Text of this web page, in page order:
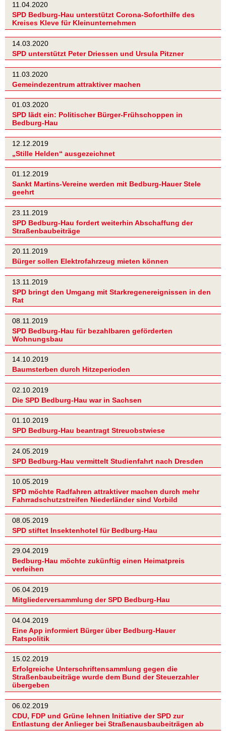
11.04.2020
SPD Bedburg-Hau unterstützt Corona-Soforthilfe des
Kreises Kleve für Kleinunternehmen
14.03.2020
SPD unterstützt Peter Driessen und Ursula Pitzner
11.03.2020
Gemeindezentrum attraktiver machen
01.03.2020
SPD lädt ein: Politischer Bürger-Frühschoppen in
Bedburg-Hau
12.12.2019
„Stille Helden“ ausgezeichnet
01.12.2019
Sankt Martins-Vereine werden mit Bedburg-Hauer Stele
geehrt
23.11.2019
SPD Bedburg-Hau fordert weiterhin Abschaffung der
Straßenbaubeiträge
20.11.2019
Bürger sollen Elektrofahrzeug mieten können
13.11.2019
SPD bringt den Umgang mit Starkregenereignissen in den
Rat
08.11.2019
SPD Bedburg-Hau für bezahlbaren geförderten
Wohnungsbau
14.10.2019
Baumsterben durch Hitzeperioden
02.10.2019
Die SPD Bedburg-Hau war in Sachsen
01.10.2019
SPD Bedburg-Hau beantragt Streuobstwiese
24.05.2019
SPD Bedburg-Hau vermittelt Studienfahrt nach Dresden
10.05.2019
SPD möchte Radfahren attraktiver machen durch mehr
Fahrradschutzstreifen Niederländer sind Vorbild
08.05.2019
SPD stiftet Insektenhotel für Bedburg-Hau
29.04.2019
Bedburg-Hau möchte zukünftig einen Heimatpreis
verleihen
06.04.2019
Mitgliederversammlung der SPD Bedburg-Hau
04.04.2019
Eine App informiert Bürger über Bedburg-Hauer
Ratspolitik
15.02.2019
Erfolgreiche Unterschriftensammlung gegen die
Straßenbaubeiträge wurde dem Bund der Steuerzahler
übergeben
06.02.2019
CDU, FDP und Grüne lehnen Initiative der SPD zur
Entlastung der Anlieger bei Straßenausbaubeiträgen ab